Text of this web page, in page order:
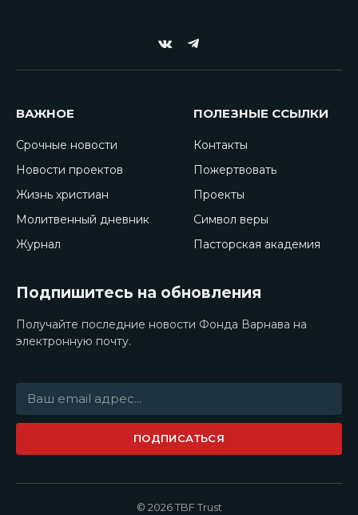
VKontakte
Telegram
ВАЖНОЕ
Срочные новости
Новости проектов
Жизнь христиан
Молитвенный дневник
Журнал
ПОЛЕЗНЫЕ ССЫЛКИ
Контакты
Пожертвовать
Проекты
Символ веры
Пасторская академия
Подпишитесь на обновления
Получайте последние новости Фонда Варнава на
электронную почту.
ПОДПИСАТЬСЯ
© 2026 TBF Trust